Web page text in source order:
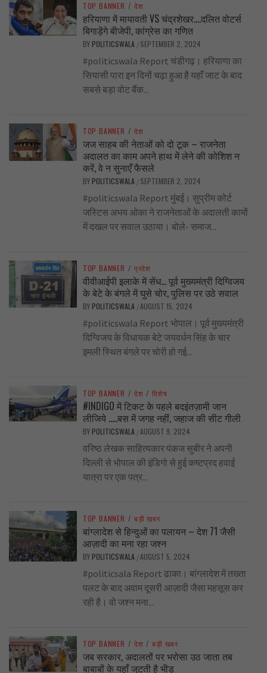
TOP BANNER / देश
हरियाणा में मायावती VS चंद्रशेखर….दलित वोटर्स
बिगाड़ेंगे बीजेपी, कांग्रेस का गणित
BY POLITICSWALA / SEPTEMBER 2, 2024
#politicswala Report चंडीगढ़। हरियाणा का
सियासी पारा इन दिनों चढ़ा हुआ है यहाँ जाट के बाद
सबसे बड़ा वोट बैंक...
TOP BANNER / देश
जज साहब की नेताओं को दो टूक – राजनेता
अदालत का काम अपने हाथ में लेने की कोशिश न
करें, वे न सुनाएँ फैसले
BY POLITICSWALA / SEPTEMBER 2, 2024
#politicswala Report मुंबई। सुप्रीम कोर्ट
जस्टिस अभय ओका ने राजनेताओं के अदालती कामों
में दखल पर सवाल उठाया। बोले- समाज...
TOP BANNER / प्रदेश
वीवीआईपी इलाके में सेंध… पूर्व मुख्यमंत्री दिग्विजय
के बेटे के बंगले में घुसे चोर, पुलिस पर उठे सवाल
BY POLITICSWALA /AUGUST 15, 2024
#politicswala Report भोपाल। पूर्व मुख्यमंत्री
दिग्विजय के विधायक बेटे जयवर्धन सिंह के चार
इमली स्थित बंगले पर चोरी हो गई...
TOP BANNER / देश / विशेष
#INDIGO में टिकट के पहले बदइंतज़ामी जान
लीजिये …..बस में जगह नहीं, जहाज की सीट गीली
BY POLITICSWALA /AUGUST 9, 2024
वरिष्ठ लेखक साहित्यकार पंकज सुबीर ने अपनी
दिल्ली से भोपाल की इंडिगो से हुई कष्टप्रद हवाई
यात्रा पर एक पत्र...
TOP BANNER / बड़ी खबर
बांग्लादेश से हिन्दुओं का पलायन – देश 71 जैसी
आज़ादी का मना रहा जश्न
BY POLITICSWALA /AUGUST 5, 2024
#politicsala Report ढाका। बांग्लादेश में तख्ता
पलट के बाद अवाम दूसरी आज़ादी जैसा महसूस कर
रही है। वो जश्न मना...
TOP BANNER / देश / बड़ी खबर
जब सरकार, अदालतों पर भरोसा उठ जाता तब
बाबाबों के यहाँ जुटती है भीड़